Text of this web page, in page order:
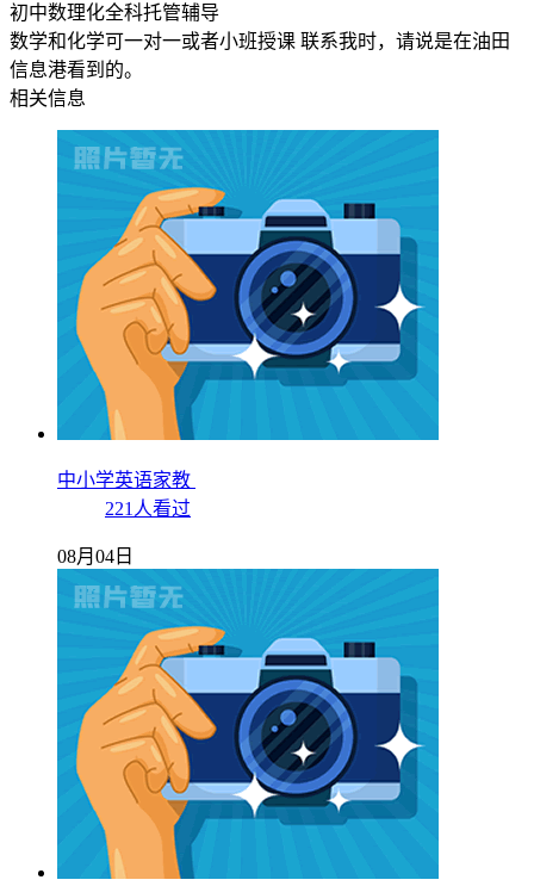
初中数理化全科托管辅导
数学和化学可一对一或者小班授课 联系我时，请说是在油田
信息港看到的。
相关信息
中小学英语家教
221人看过
08月04日